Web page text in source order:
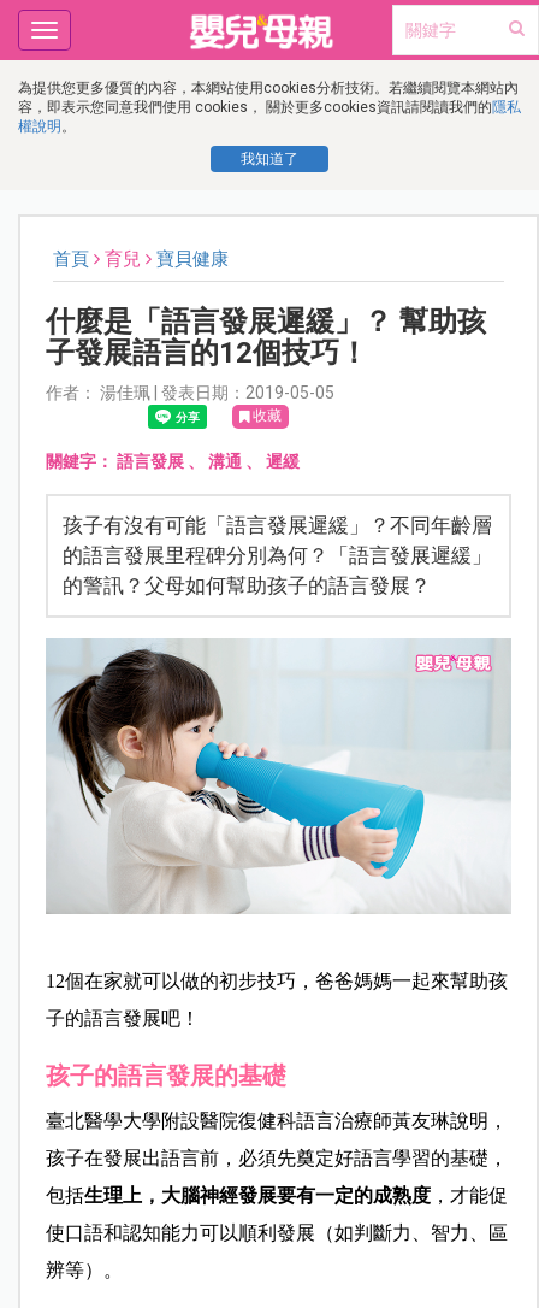
為提供您更多優質的內容，本網站使用cookies分析技術。若繼續閱覽本網站內
容，即表示您同意我們使用 cookies， 關於更多cookies資訊請閱讀我們的隱私
權說明 。
我知道了
Toggle
navigation
首頁 育兒 寶貝健康
什麼是「語言發展遲緩」？ 幫助孩
子發展語言的12個技巧！
作者： 湯佳珮 | 發表日期：2019-05-05
收藏
關鍵字： 語言發展、 溝通 、 遲緩
孩子有沒有可能「語言發展遲緩」？不同年齡層
的語言發展里程碑分別為何？「語言發展遲緩」
的警訊？父母如何幫助孩子的語言發展？
12個在家就可以做的初步技巧，爸爸媽媽一起來幫助孩
子的語言發展吧！
孩子的語言發展的基礎
臺北醫學大學附設醫院復健科語言治療師黃友琳說明，
孩子在發展出語言前，必須先奠定好語言學習的基礎，
包括生理上，大腦神經發展要有一定的成熟度，才能促
使口語和認知能力可以順利發展（如判斷力、智力、區
辨等）。